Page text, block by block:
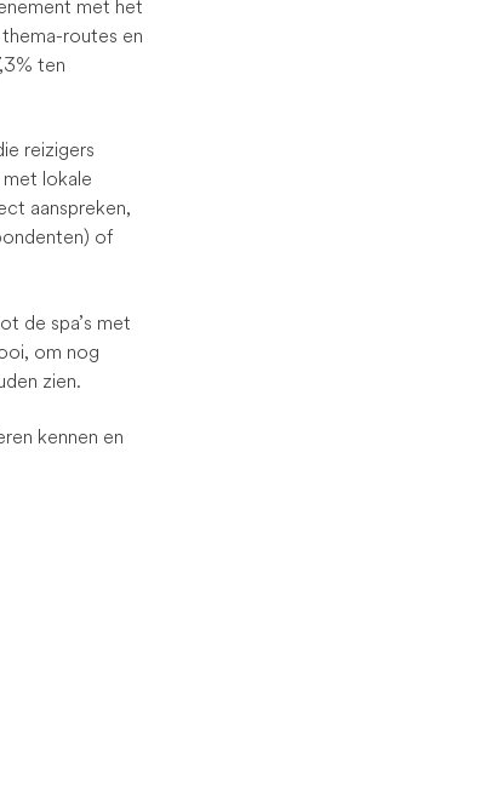
met het
routes en
ten
reizigers
lokale
aanspreken,
of
de spa’s met
om nog
zien.
kennen en